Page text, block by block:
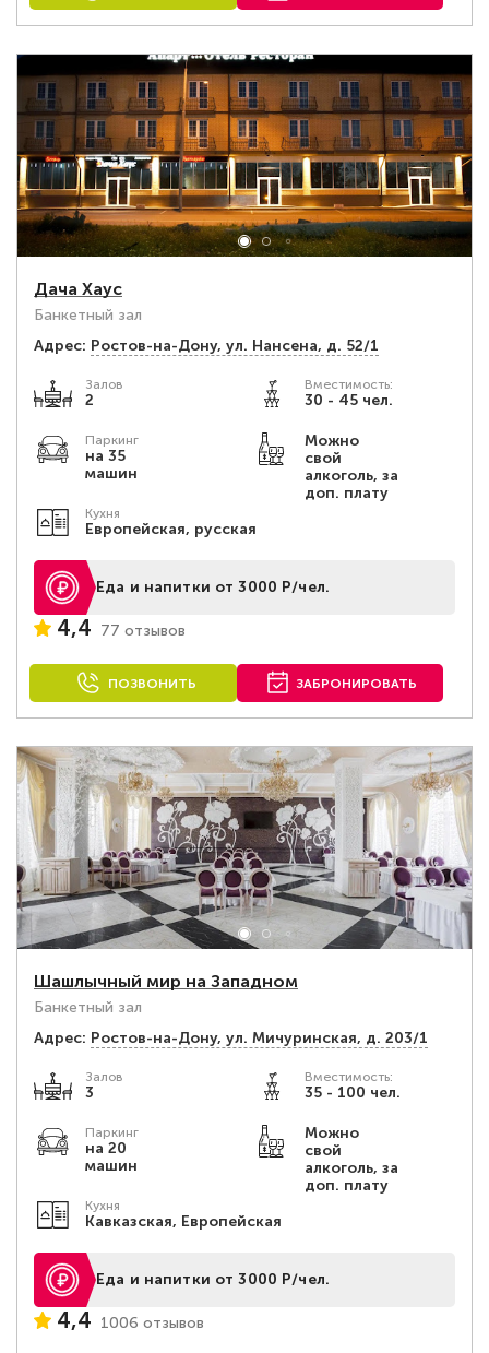
Дача Хаус
Банкетный зал
Адрес: Ростов-на-Дону, ул. Нансена, д. 52/1
Залов
2
Вместимость:
30 - 45 чел.
Паркинг
на 35
машин
Можно
свой
алкоголь, за
доп. плату
Кухня
Европейская, русская
Еда и напитки от 3000 Р/чел.
4,4 77 отзывов
ПОЗВОНИТЬ ЗАБРОНИРОВАТЬ
Шашлычный мир на Западном
Банкетный зал
Адрес: Ростов-на-Дону, ул. Мичуринская, д. 203/1
Залов
3
Вместимость:
35 - 100 чел.
Паркинг
на 20
машин
Можно
свой
алкоголь, за
доп. плату
Кухня
Кавказская, Европейская
Еда и напитки от 3000 Р/чел.
4,4 1006 отзывов